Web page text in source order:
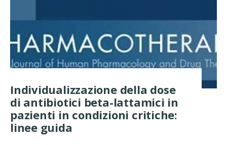
Individualizzazione della dose
di antibiotici beta-lattamici in
pazienti in condizioni critiche:
linee guida